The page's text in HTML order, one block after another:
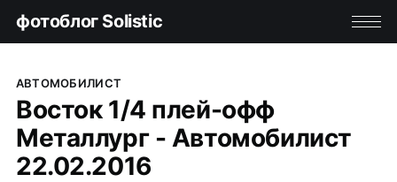
фотоблог Solistic
АВТОМОБИЛИСТ
Восток 1/4 плей-офф
Металлург - Автомобилист
22.02.2016